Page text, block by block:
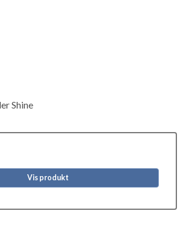
Shine
Vis produkt